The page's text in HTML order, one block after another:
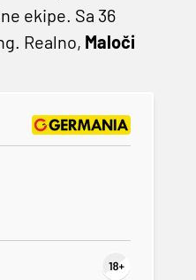
ekipe. Sa 36
Realno, Maloči